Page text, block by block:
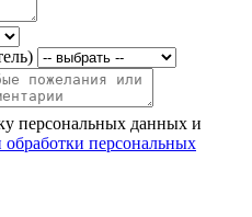
персональных данных и
персональных